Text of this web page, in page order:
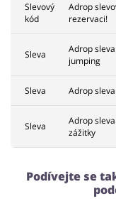
Slevový
kód
Adrop
rezervaci!
Sleva
Adrop
jumping
Sleva Adrop
Sleva
Adrop
zážitky
Podívejte se